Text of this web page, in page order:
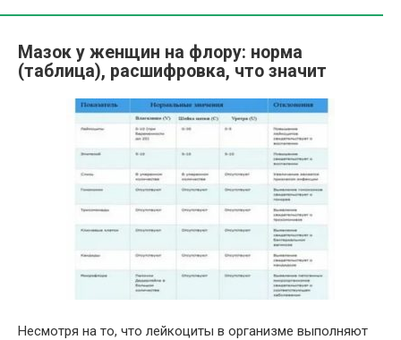
Мазок у женщин на флору: норма
(таблица), расшифровка, что значит
Несмотря на то, что лейкоциты в организме выполняют